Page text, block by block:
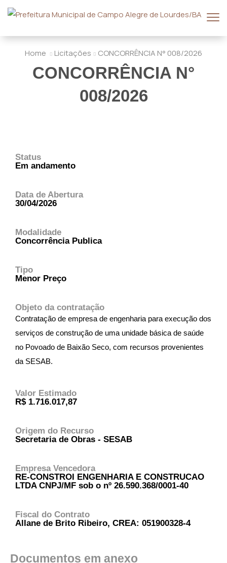
Home Licitações CONCORRÊNCIA N° 008/2026
CONCORRÊNCIA N°
008/2026
Status
Em andamento
Data de Abertura
30/04/2026
Modalidade
Concorrência Publica
Tipo
Menor Preço
Objeto da contratação
Contratação de empresa de engenharia para execução dos
serviços de construção de uma unidade básica de saúde
no Povoado de Baixão Seco, com recursos provenientes
da SESAB.
Valor Estimado
R$ 1.716.017,87
Origem do Recurso
Secretaria de Obras - SESAB
Empresa Vencedora
RE-CONSTROI ENGENHARIA E CONSTRUCAO
LTDA CNPJ/MF sob o nº 26.590.368/0001-40
Fiscal do Contrato
Allane de Brito Ribeiro, CREA: 051900328-4
Documentos em anexo